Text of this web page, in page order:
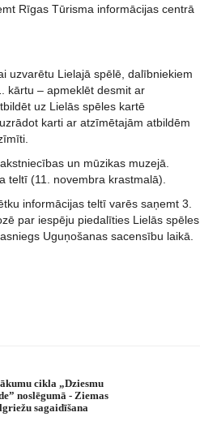
Rīgas Tūrisma informācijas centrā
uzvarētu Lielajā spēlē, dalībniekiem
kārtu – apmeklēt desmit ar
uz Lielās spēles kartē
karti ar atzīmētajām atbildēm
un mūzikas muzejā.
teltī (11. novembra krastmalā).
informācijas teltī varēs saņemt 3.
par iespēju piedalīties Lielās spēles
Uguņošanas sacensību laikā.
cikla „Dziesmu
noslēgumā - Ziemas
sagaidīšana